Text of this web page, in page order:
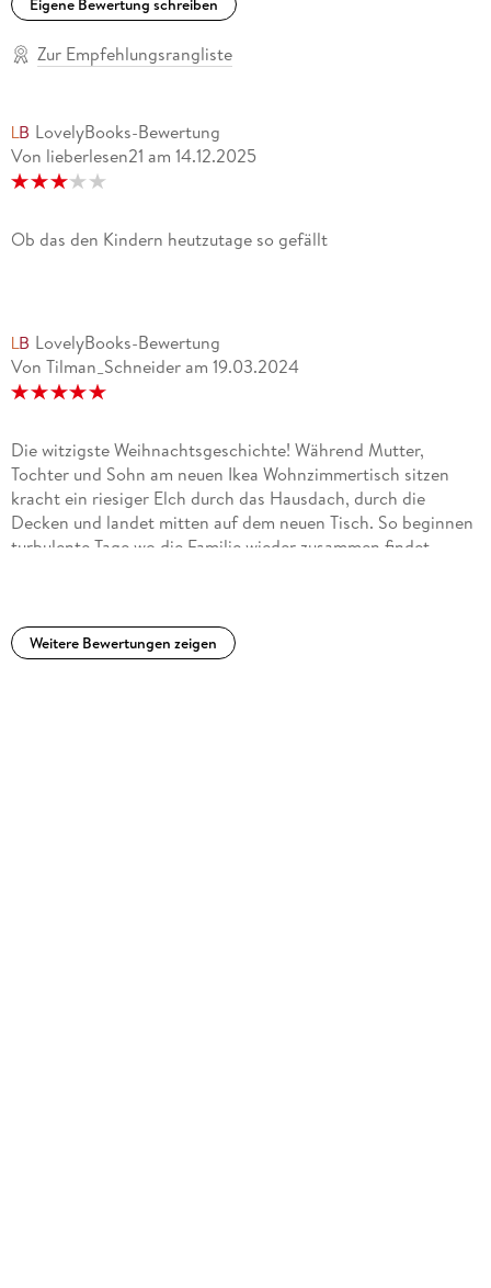
Eigene Bewertung schreiben
Zur Empfehlungsrangliste
LovelyBooks-Bewertung
Von lieberlesen21 am 14.12.2025
Ob das den Kindern heutzutage so gefällt
LovelyBooks-Bewertung
Von Tilman_Schneider am 19.03.2024
Die witzigste Weihnachtsgeschichte! Während Mutter,
Tochter und Sohn am neuen Ikea Wohnzimmertisch sitzen
kracht ein riesiger Elch durch das Hausdach, durch die
Decken und landet mitten auf dem neuen Tisch. So beginnen
turbulente Tage wo die Familie wieder zusammen findet,
Buch, aber schauen sie lieber nicht den Film, sie werden
enttäuscht sein.
Weitere Bewertungen zeigen